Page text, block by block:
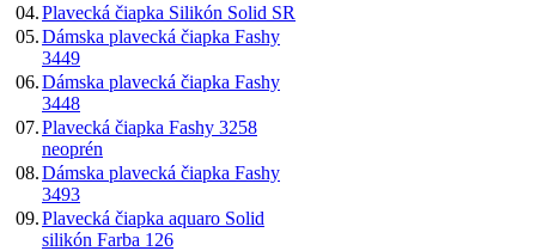
04.Plavecká čiapka Silikón Solid SR
05.Dámska plavecká čiapka Fashy
3449
06.Dámska plavecká čiapka Fashy
3448
07.Plavecká čiapka Fashy 3258
neoprén
08.Dámska plavecká čiapka Fashy
3493
09.Plavecká čiapka aquaro Solid
silikón Farba 126